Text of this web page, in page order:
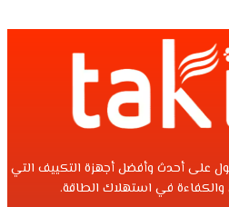
على أحدث وأفضل أجهزة التكييف التي
والكفاءة في استهلاك الطاقة.